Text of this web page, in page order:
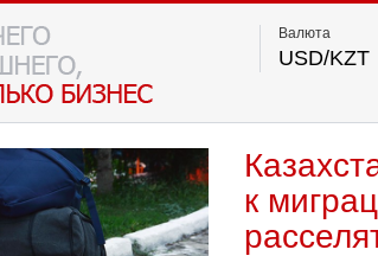
Валюта
USD/KZT
к